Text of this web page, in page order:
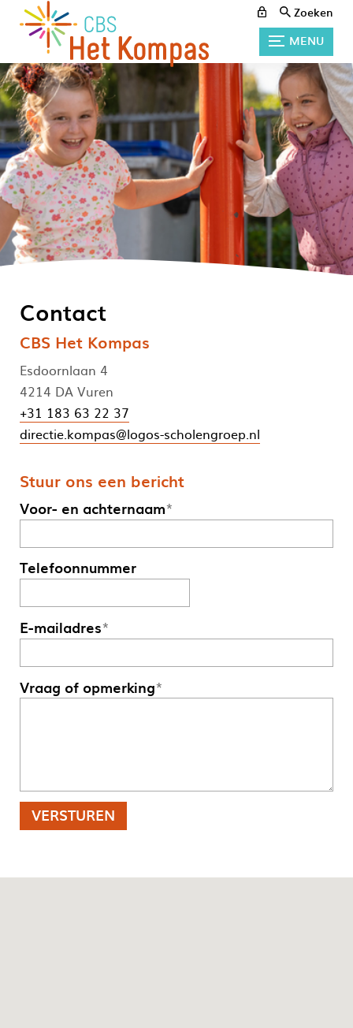
Zoeken
MENU
Contact
CBS Het Kompas
Esdoornlaan 4
4214 DA Vuren
+31 183 63 22 37
directie.kompas@logos-scholengroep.nl
Stuur ons een bericht
Voor- en achternaam*
Telefoonnummer
E-mailadres*
Vraag of opmerking*
VERSTUREN